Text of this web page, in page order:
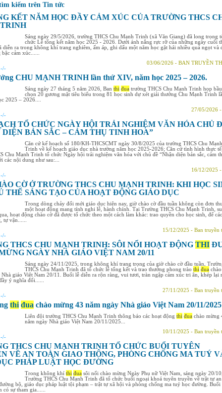
kiếm trên Tin tức
KẾT NĂM HỌC ĐẦY CẢM XÚC CỦA TRƯỜNG THCS
Sáng ngày 29/5/2026, trường THCS Chu Mạnh Trinh (xã Văn Giang) đã long trọng
chức Lễ tổng kết năm học 2025 - 2026. Dưới ánh nắng rực rỡ của những ngày cuối
diễn ra trong không khí trang nghiêm, ấm áp, ghi dấu một năm học gặt hái nhiều quả ngọt và
cảm xúc......
03/06/2026 - BAN TRUYỀN
-/-
CHU MẠNH TRINH lần thứ XIV, năm học 2025 – 2026.
Sáng ngày 27 tháng 5 năm 2026, Ban thi đua trường THCS Chu Mạnh Trinh họp bầu
chọn 20 gương mặt tiêu biểu trong 81 học sinh dự xét giải thưởng Chu Mạnh Trinh
2025 – 2026....
27/05/2026
-/-
TỔ CHỨC NGÀY HỘI TRẢI NGHIỆM VĂN HÓA CHỦ
DIỆN BẢN SẮC – CẢM THỤ TINH HOA”
Căn cứ kế hoạch số 180/KH-THCSCMT ngày 30/8/2025 của trường THCS Chu Mạnh
Trinh về kế hoạch giáo dục nhà trường năm học 2025-2026; Căn cứ tình hình thực
Chu Mạnh Trinh tổ chức Ngày hội trải nghiệm văn hóa với chủ đề “Nhận diện bản sắc, cảm
các nội dung như sau:...
16/12/2025
-/-
CỜ Ở TRƯỜNG THCS CHU MẠNH TRINH: KHI HỌC
THỂ SÁNG TẠO CỦA HOẠT ĐỘNG GIÁO DỤC
Trong dòng chảy đổi mới giáo dục hiện nay, giờ chào cờ đầu tuần không còn đơn
một hoạt động mang tính nghi lễ, hành chính. Tại Trường THCS Chu Mạnh Trinh,
hoạt động chào cờ đã được tổ chức theo một cách làm khác: trao quyền cho học sinh, để
tự vận......
15/12/2025 - Ban truyền
-/-
THCS CHU MẠNH TRINH: SÔI NỔI HOẠT ĐỘNG THI
NGÀY NHÀ GIÁO VIỆT NAM 20/11
Sáng ngày 24/11/2025, trong không khí trang trọng của giờ chào cờ đầu tuần,
THCS Chu Mạnh Trinh đã tổ chức lễ tổng kết và trao thưởng phong trào thi đua chào
giáo Việt Nam 20/11. Buổi lễ diễn ra rộn ràng, vui tươi, tràn ngập cảm xúc tri ân, khép lại
ý nghĩa đối......
27/11/2025 - Ban truyền
-/-
thi đua chào mừng 43 năm ngày Nhà giáo Việt Nam 20/11/2025
Liên đội trường THCS Chu Mạnh Trinh thông báo các hoạt động thi đua chào mừng
năm ngày Nhà giáo Việt Nam 20/11/2025...
10/11/2025 - Ban truyền
-/-
THCS CHU MẠNH TRINH TỔ CHỨC BUỔI TUYÊN
VỀ AN TOÀN GIAO THÔNG, PHÒNG CHỐNG MA TUÝ
PHÁP LUẬT HỌC ĐƯỜNG
Trong không khí thi đua sôi nổi chào mừng Ngày Phụ nữ Việt Nam, sáng ngày 20/
Trường THCS Chu Mạnh Trinh đã tổ chức buổi ngoại khoá tuyên truyền về trật tự
bộ, giáo dục pháp luật tội phạm – trật tự xã hội và phòng chống ma tuý học đường. Buổi
có sự tham gia......